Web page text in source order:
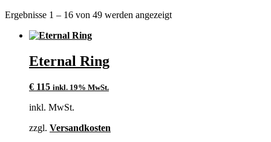
Ergebnisse 1 – 16 von 49 werden angezeigt
Eternal Ring
€ 115 inkl. 19% MwSt.
inkl. MwSt.
zzgl. Versandkosten